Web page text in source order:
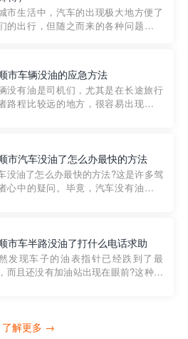
市生活中，汽车的出现极大地方便了
的出行，但随之而来的各种问题也让
情况下，我们需要一种高效可靠的救
式。而这时，地库救援专...
市车辆没油的应急方法
没有油是司机们，尤其是在长途旅行
路程比较远的地方，很容易出现这种
油师傅，解决没油的紧急情况。 首
让我们来了解一下穿...
市汽车没油了怎么办最快的方法
没油了怎么办最快的方法?这是许多驾
心中的疑问。毕竟，汽车没有油就无
小程序是一款专门解决汽车没油问题
线服务平台。通过...
市车半路没油了打什么电话求助
发现车子的油表指针已经跌到了最
而且还没有加油站出现在眼前?这种情
4006363122请求送油人员来帮助你。
了解更多 →